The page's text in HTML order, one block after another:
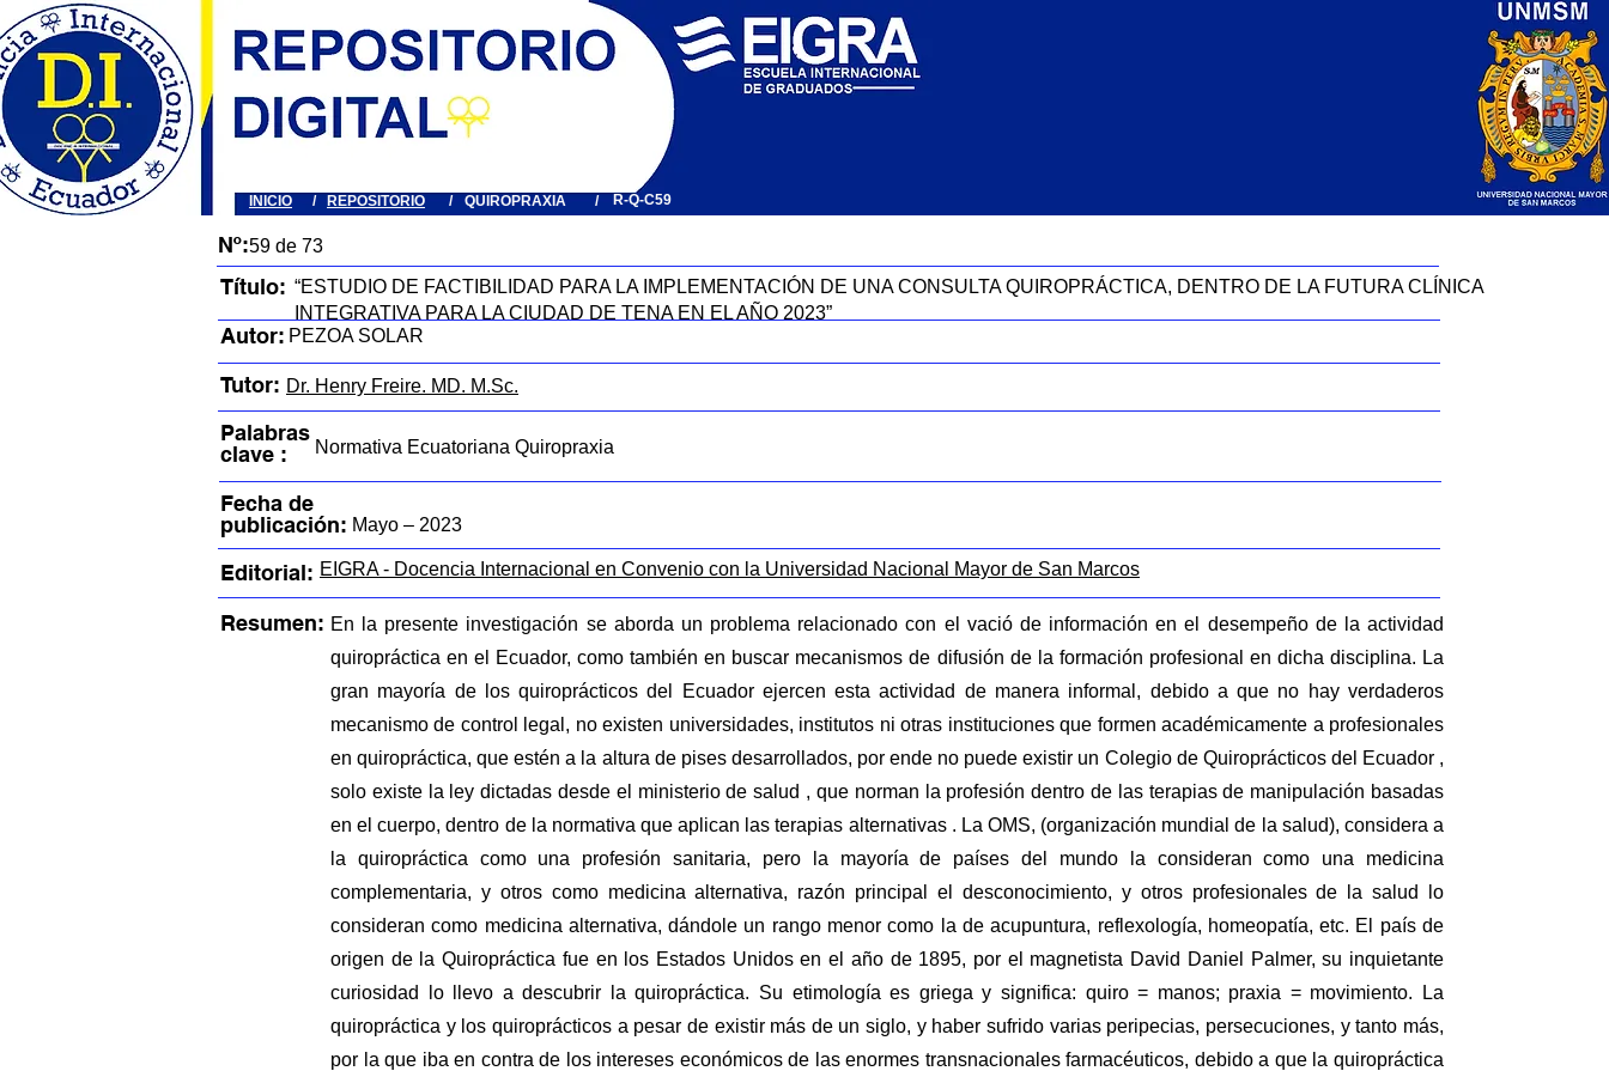
/ REPOSITORIO QUIROPRAXIA R-Q-C59
INICIO / /
Nº:59 de 73
Título: “ESTUDIO DE FACTIBILIDAD PARA LA IMPLEMENTACIÓN DE UNA CONSULTA QUIROPRÁCTICA, DENTRO DE LA FUTURA CLÍNICA
INTEGRATIVA PARA LA CIUDAD DE TENA EN EL AÑO 2023”
Autor:PEZOA SOLAR
Tutor: Dr. Henry Freire. MD. M.Sc.
Palabras
clave :Normativa Ecuatoriana Quiropraxia
Fecha de
publicación: Mayo – 2023
Editorial: EIGRA - Docencia Internacional en Convenio con la Universidad Nacional Mayor de San Marcos
Resumen: En la presente investigación se aborda un problema relacionado con el vació de información en el desempeño de la actividad
quiropráctica en el Ecuador, como también en buscar mecanismos de difusión de la formación profesional en dicha disciplina. La
gran mayoría de los quiroprácticos del Ecuador ejercen esta actividad de manera informal, debido a que no hay verdaderos
mecanismo de control legal, no existen universidades, institutos ni otras instituciones que formen académicamente a profesionales
en quiropráctica, que estén a la altura de pises desarrollados, por ende no puede existir un Colegio de Quiroprácticos del Ecuador ,
solo existe la ley dictadas desde el ministerio de salud , que norman la profesión dentro de las terapias de manipulación basadas
en el cuerpo, dentro de la normativa que aplican las terapias alternativas . La OMS, (organización mundial de la salud), considera a
la quiropráctica como una profesión sanitaria, pero la mayoría de países del mundo la consideran como una medicina
complementaria, y otros como medicina alternativa, razón principal el desconocimiento, y otros profesionales de la salud lo
consideran como medicina alternativa, dándole un rango menor como la de acupuntura, reflexología, homeopatía, etc. El país de
origen de la Quiropráctica fue en los Estados Unidos en el año de 1895, por el magnetista David Daniel Palmer, su inquietante
curiosidad lo llevo a descubrir la quiropráctica. Su etimología es griega y significa: quiro = manos; praxia = movimiento. La
quiropráctica y los quiroprácticos a pesar de existir más de un siglo, y haber sufrido varias peripecias, persecuciones, y tanto más,
por la que iba en contra de los intereses económicos de las enormes transnacionales farmacéuticos, debido a que la quiropráctica